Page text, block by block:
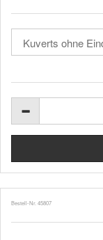
Bestell-Nr. 45807